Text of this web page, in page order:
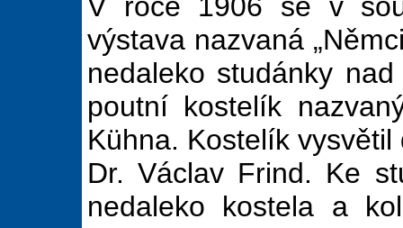
výstava nazvaná
nedaleko studánky
poutní kostelík
Kühna. Kostelík
Dr. Václav Frind. Ke
nedaleko kostela a